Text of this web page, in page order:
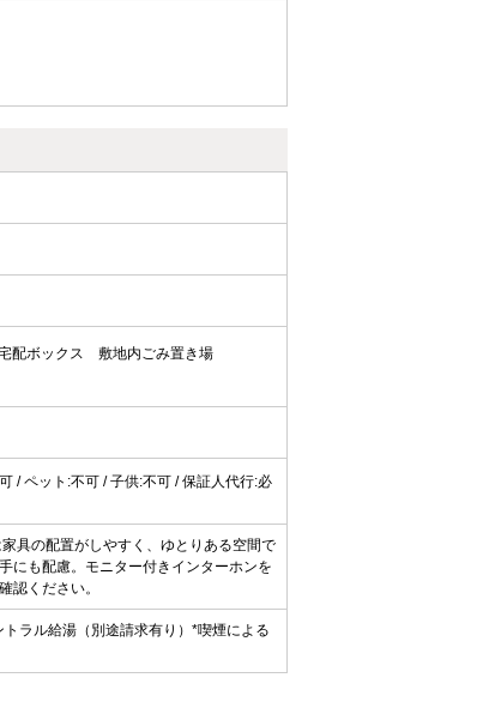
配ボックス
敷地内ごみ置き場
/ ペット:不可 / 子供:不可 / 保証人代行:必
具の配置がしやすく、ゆとりある空間で
にも配慮。モニター付きインターホンを
認ください。
ラル給湯（別途請求有り）*喫煙による